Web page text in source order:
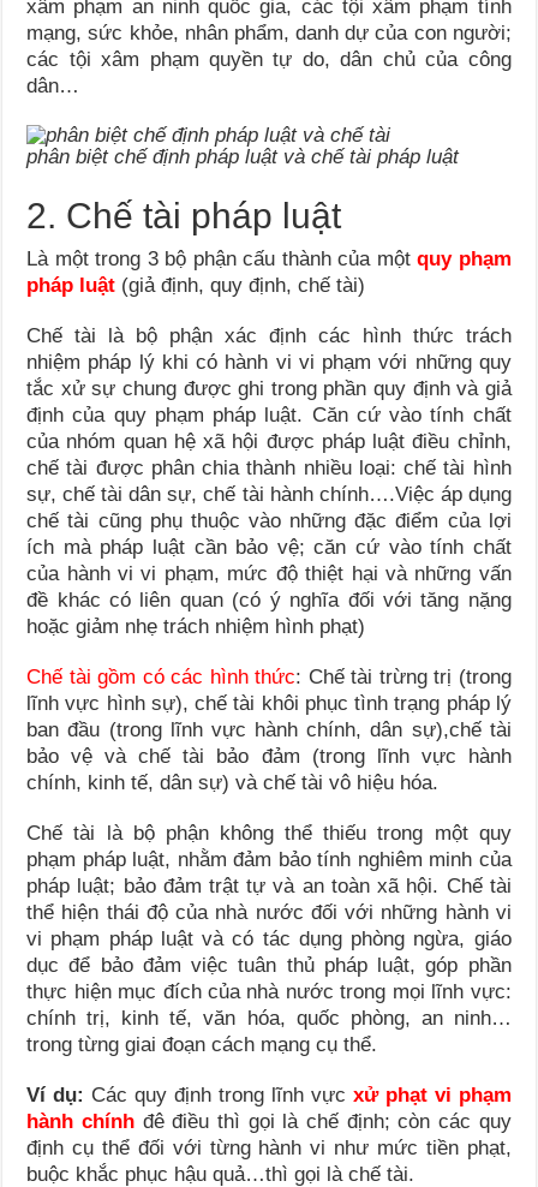
xâm phạm an ninh quốc gia, các tội xâm phạm tính
mạng, sức khỏe, nhân phẩm, danh dự của con người;
các tội xâm phạm quyền tự do, dân chủ của công
dân…
phân biệt chế định pháp luật và chế tài pháp luật
2. Chế tài pháp luật
Là một trong 3 bộ phận cấu thành của mộtquy phạm
pháp luật (giả định, quy định, chế tài)
Chế tài là bộ phận xác định các hình thức trách
nhiệm pháp lý khi có hành vi vi phạm với những quy
tắc xử sự chung được ghi trong phần quy định và giả
định của quy phạm pháp luật. Căn cứ vào tính chất
của nhóm quan hệ xã hội được pháp luật điều chỉnh,
chế tài được phân chia thành nhiều loại: chế tài hình
sự, chế tài dân sự, chế tài hành chính….Việc áp dụng
chế tài cũng phụ thuộc vào những đặc điểm của lợi
ích mà pháp luật cần bảo vệ; căn cứ vào tính chất
của hành vi vi phạm, mức độ thiệt hại và những vấn
đề khác có liên quan (có ý nghĩa đối với tăng nặng
hoặc giảm nhẹ trách nhiệm hình phạt)
Chế tài gồm có các hình thức: Chế tài trừng trị (trong
lĩnh vực hình sự), chế tài khôi phục tình trạng pháp lý
ban đầu (trong lĩnh vực hành chính, dân sự),chế tài
bảo vệ và chế tài bảo đảm (trong lĩnh vực hành
chính, kinh tế, dân sự) và chế tài vô hiệu hóa.
Chế tài là bộ phận không thể thiếu trong một quy
phạm pháp luật, nhằm đảm bảo tính nghiêm minh của
pháp luật; bảo đảm trật tự và an toàn xã hội. Chế tài
thể hiện thái độ của nhà nước đối với những hành vi
vi phạm pháp luật và có tác dụng phòng ngừa, giáo
dục để bảo đảm việc tuân thủ pháp luật, góp phần
thực hiện mục đích của nhà nước trong mọi lĩnh vực:
chính trị, kinh tế, văn hóa, quốc phòng, an ninh…
trong từng giai đoạn cách mạng cụ thể.
Ví dụ: Các quy định trong lĩnh vực xử phạt vi phạm
hành chínhđê điều thì gọi là chế định; còn các quy
định cụ thể đối với từng hành vi như mức tiền phạt,
buộc khắc phục hậu quả…thì gọi là chế tài.